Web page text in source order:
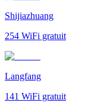
Shijiazhuang
254 WiFi gratuit
Langfang
141 WiFi gratuit